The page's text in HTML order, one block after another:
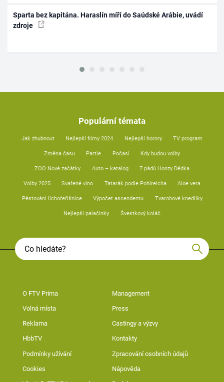
Sparta bez kapitána. Haraslín míří do Saúdské Arábie, uvádí
zdroje
Populární témata
Jak zhubnout Nejlepší filmy 2024 Nejlepší horory TV program
Změna času Partie Počasí Kdy budou volby
ZOO Nové začátky Auto – katalog 7 pádů Honzy Dědka
Volby 2025 Svařené víno Tatarák podle Pohlreicha Aloe vera
Pěstování lichořeřišnice Výpočet ascendentu Tvarohové knedlíky
Nejlepší palačinky Švestkový koláč
O FTV Prima Management
Volná místa Press
Reklama Castingy a výzvy
HbbTV Kontakty
Podmínky užívání Zpracování osobních údajů
Cookies Nápověda